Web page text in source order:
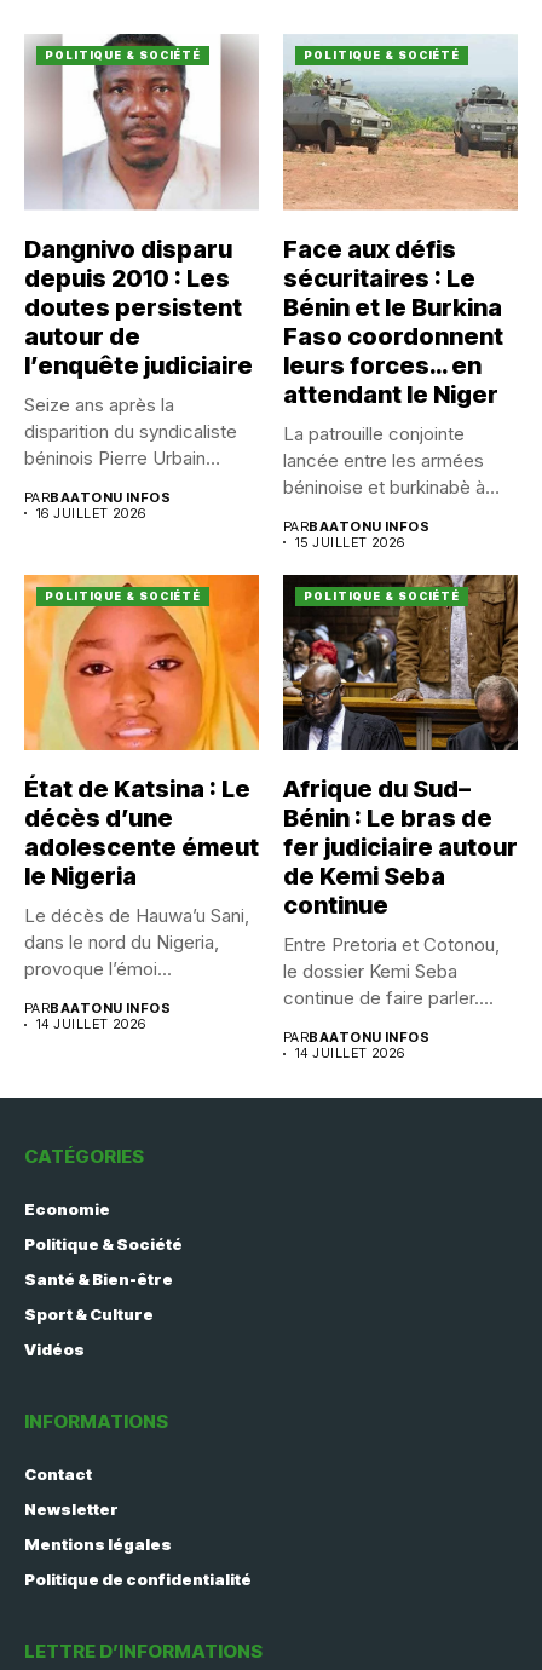
POLITIQUE & SOCIÉTÉ
Dangnivo disparu
depuis 2010 : Les
doutes persistent
autour de
l’enquête judiciaire
Seize ans après la
disparition du syndicaliste
béninois Pierre Urbain
PARBAATONU INFOS
16 JUILLET 2026
POLITIQUE & SOCIÉTÉ
Face aux défis
sécuritaires : Le
Bénin et le Burkina
Faso coordonnent
leurs forces… en
attendant le Niger
La patrouille conjointe
lancée entre les armées
béninoise et burkinabè à
PARBAATONU INFOS
15 JUILLET 2026
POLITIQUE & SOCIÉTÉ
État de Katsina : Le
décès d’une
adolescente émeut
le Nigeria
Le décès de Hauwa’u Sani,
dans le nord du Nigeria,
provoque l’émoi...
PARBAATONU INFOS
14 JUILLET 2026
POLITIQUE & SOCIÉTÉ
Afrique du Sud–
Bénin : Le bras de
fer judiciaire autour
de Kemi Seba
continue
Entre Pretoria et Cotonou,
le dossier Kemi Seba
continue de faire parler....
PARBAATONU INFOS
14 JUILLET 2026
CATÉGORIES
Economie
Politique & Société
Santé & Bien-être
Sport & Culture
Vidéos
INFORMATIONS
Contact
Newsletter
Mentions légales
Politique de confidentialité
LETTRE D’INFORMATIONS